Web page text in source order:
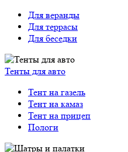
Для веранды
Для террасы
Для беседки
Тенты для авто
Тент на газель
Тент на камаз
Тент на прицеп
Пологи